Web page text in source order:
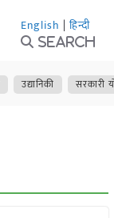
English | हिन्दी
Search
उद्यानिकी सरकारी